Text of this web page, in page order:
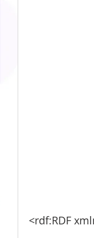
<rdf:RDF